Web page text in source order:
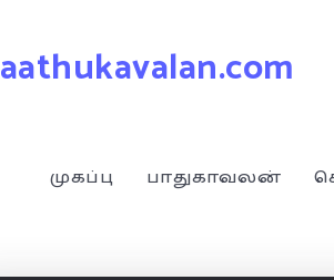
முகப்பு பாதுகாவலன்